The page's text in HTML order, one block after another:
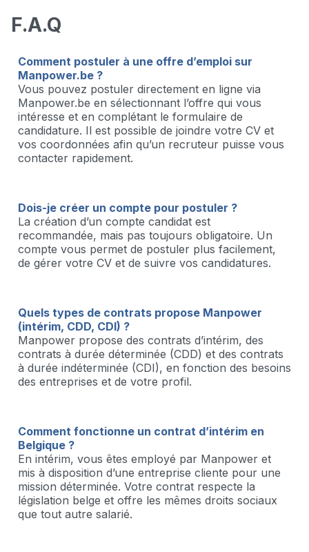
F.A.Q
Comment postuler à une offre d’emploi sur
Manpower.be ?
Vous pouvez postuler directement en ligne via
Manpower.be en sélectionnant l’offre qui vous
intéresse et en complétant le formulaire de
candidature. Il est possible de joindre votre CV et
vos coordonnées afin qu’un recruteur puisse vous
contacter rapidement.
Dois-je créer un compte pour postuler ?
La création d’un compte candidat est
recommandée, mais pas toujours obligatoire. Un
compte vous permet de postuler plus facilement,
de gérer votre CV et de suivre vos candidatures.
Quels types de contrats propose Manpower
(intérim, CDD, CDI) ?
Manpower propose des contrats d’intérim, des
contrats à durée déterminée (CDD) et des contrats
à durée indéterminée (CDI), en fonction des besoins
des entreprises et de votre profil.
Comment fonctionne un contrat d’intérim en
Belgique ?
En intérim, vous êtes employé par Manpower et
mis à disposition d’une entreprise cliente pour une
mission déterminée. Votre contrat respecte la
législation belge et offre les mêmes droits sociaux
que tout autre salarié.